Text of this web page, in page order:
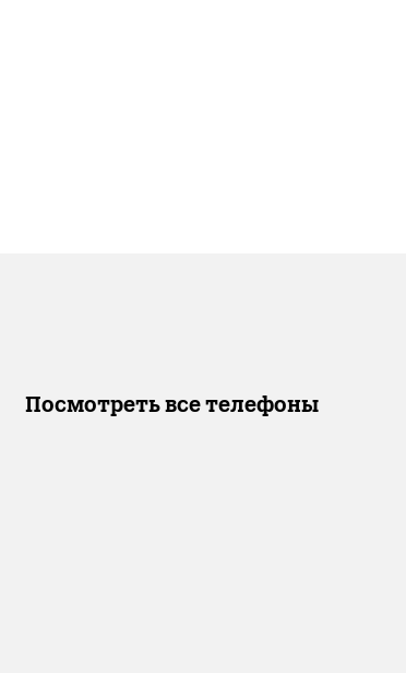
Посмотреть все телефоны